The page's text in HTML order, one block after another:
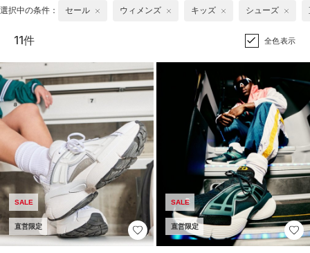
選択中の条件： セール ウィメンズ キッズ シューズ
11件 全色表示
SALE
直営限定
SALE
直営限定